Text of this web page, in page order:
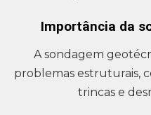
Importância da
A sondagem
problemas estruturais,
trincas e